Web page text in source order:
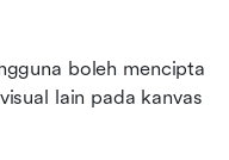
boleh mencipta
lain pada kanvas